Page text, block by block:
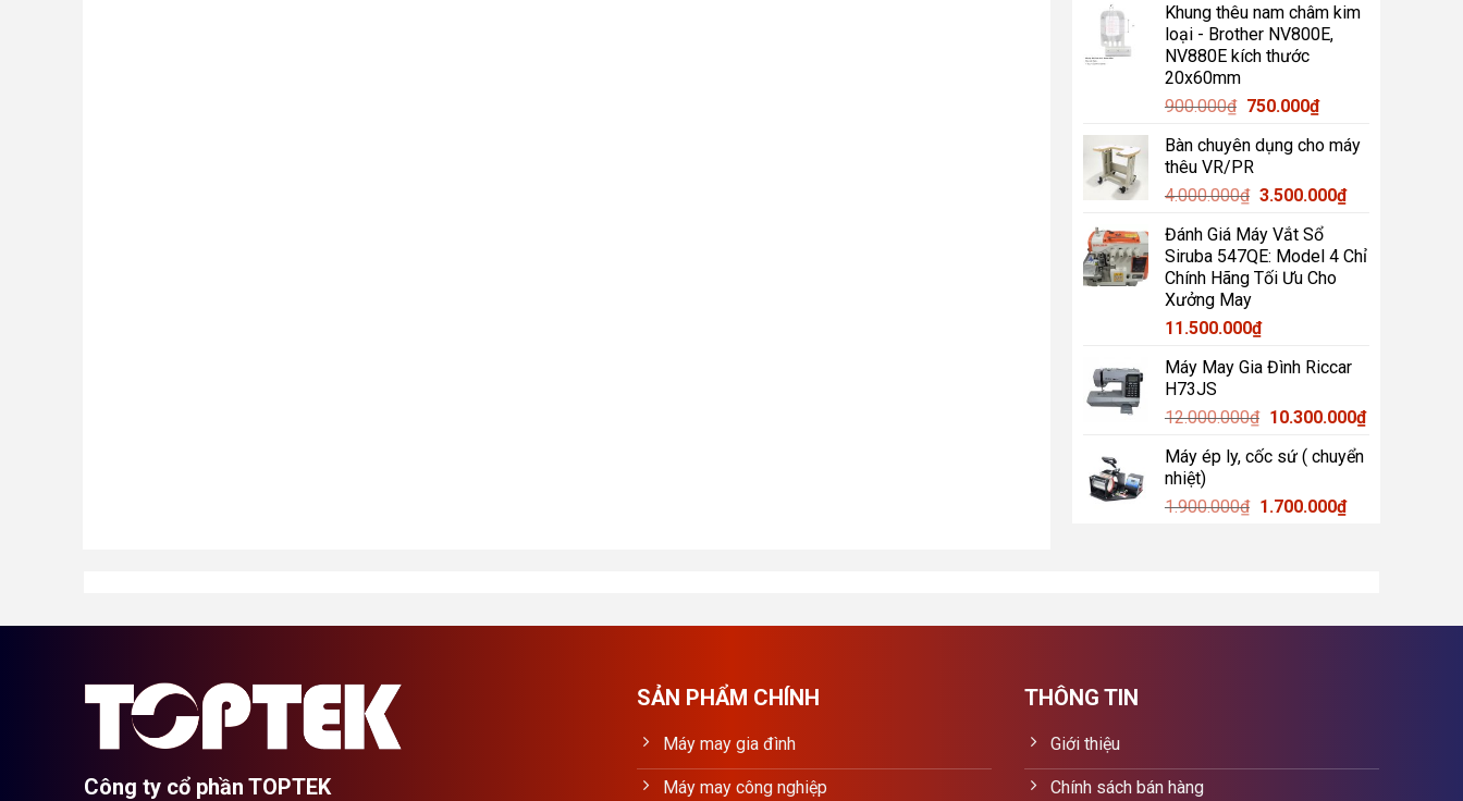
là:
1.000.000₫.
tại
là:
Khung thêu nam châm kim
loại - Brother NV800E,
NV880E kích thước
20x60mm
900.000₫ Giá
là:
900.000₫.
750.000₫Giá
tại
750.000₫.
Bàn chuyên dụng cho máy
thêu VR/PR
4.000.000₫ Giá
là:
4.000.000₫.
3.500.000₫Giá
là:
Đánh Giá Máy Vắt Sổ
Siruba 547QE: Model 4 Chỉ
Chính Hãng Tối Ưu Cho
Xưởng May
11.500.000₫
Máy May Gia Đình Riccar
H73JS
12.000.000₫ Giá
là:
10.300.000₫Giá
Máy ép ly, cốc sứ ( chuyển
nhiệt)
1.900.000₫ Giá
1.700.000₫Giá
Công ty cổ phần TOPTEK
SẢN PHẨM CHÍNH
Máy may gia đình
Máy may công nghiệp
THÔNG TIN
Giới thiệu
Chính sách bán hàng